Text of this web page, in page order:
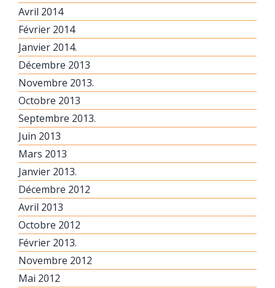
Avril 2014
Février 2014
Janvier 2014.
Décembre 2013
Novembre 2013.
Octobre 2013
Septembre 2013.
Juin 2013
Mars 2013
Janvier 2013.
Décembre 2012
Avril 2013
Octobre 2012
Février 2013.
Novembre 2012
Mai 2012